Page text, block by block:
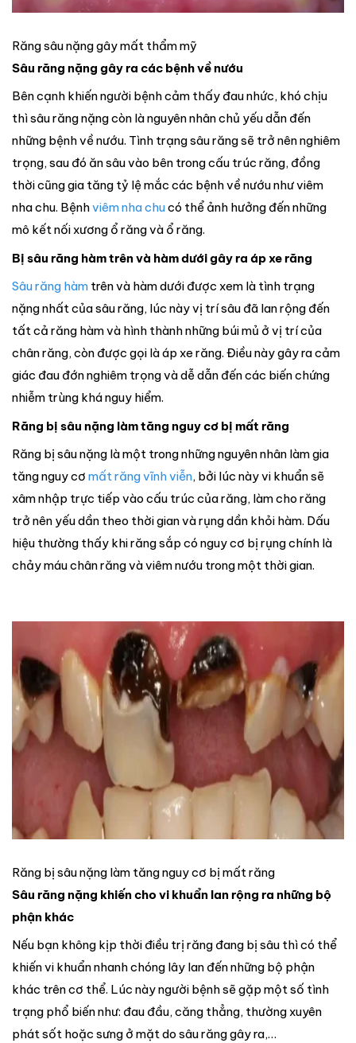
Răng sâu nặng gây mất thẩm mỹ
Sâu răng nặng gây ra các bệnh về nướu
Bên cạnh khiến người bệnh cảm thấy đau nhức, khó chịu
thì sâu răng nặng còn là nguyên nhân chủ yếu dẫn đến
những bệnh về nướu. Tình trạng sâu răng sẽ trở nên nghiêm
trọng, sau đó ăn sâu vào bên trong cấu trúc răng, đồng
thời cũng gia tăng tỷ lệ mắc các bệnh về nướu như viêm
nha chu. Bệnhviêm nha chucó thể ảnh hưởng đến những
mô kết nối xương ổ răng và ổ răng.
Bị sâu răng hàm trên và hàm dưới gây ra áp xe răng
Sâu răng hàm trên và hàm dưới được xem là tình trạng
nặng nhất của sâu răng, lúc này vị trí sâu đã lan rộng đến
tất cả răng hàm và hình thành những búi mủ ở vị trí của
chân răng, còn được gọi là áp xe răng. Điều này gây ra cảm
giác đau đớn nghiêm trọng và dễ dẫn đến các biến chứng
nhiễm trùng khá nguy hiểm.
Răng bị sâu nặng làm tăng nguy cơ bị mất răng
Răng bị sâu nặng là một trong những nguyên nhân làm gia
tăng nguy cơ mất răng vĩnh viễn, bởi lúc này vi khuẩn sẽ
xâm nhập trực tiếp vào cấu trúc của răng, làm cho răng
trở nên yếu dần theo thời gian và rụng dần khỏi hàm. Dấu
hiệu thường thấy khi răng sắp có nguy cơ bị rụng chính là
chảy máu chân răng và viêm nướu trong một thời gian.
Răng bị sâu nặng làm tăng nguy cơ bị mất răng
Sâu răng nặng khiến cho vi khuẩn lan rộng ra những bộ
phận khác
Nếu bạn không kịp thời điều trị răng đang bị sâu thì có thể
khiến vi khuẩn nhanh chóng lây lan đến những bộ phận
khác trên cơ thể. Lúc này người bệnh sẽ gặp một số tình
trạng phổ biến như: đau đầu, căng thẳng, thường xuyên
phát sốt hoặc sưng ở mặt do sâu răng gây ra,…